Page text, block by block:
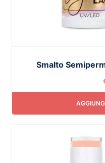
Smalto